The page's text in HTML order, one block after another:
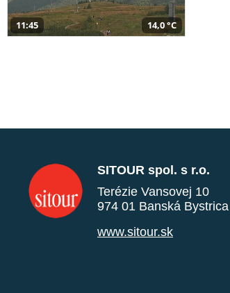
11:45 14,0 °C
SITOUR spol. s r.o.
Terézie Vansovej 10
974 01 Banská Bystrica
www.sitour.sk